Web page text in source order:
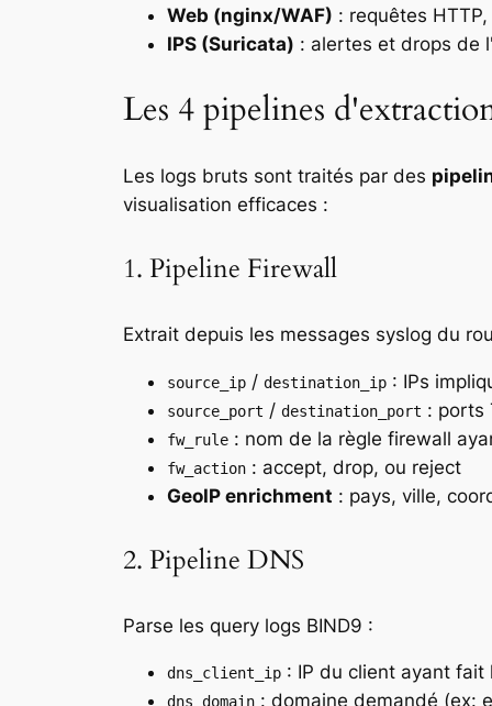
Web (nginx/WAF) : requêtes
IPS (Suricata) : alertes et drops de
Les 4 pipelines
Les logs bruts sont traités par des
visualisation efficaces :
1. Pipeline Firewall
Extrait depuis les messages syslog du
source_ip / destination_ip : IPs
source_port / destination_port : ports
fw_rule : nom de la règle firewall
fw_action : accept, drop, ou reject
GeoIP enrichment : pays, ville,
2. Pipeline DNS
Parse les query logs BIND9 :
dns_client_ip : IP du client ayant fait
dns_domain : domaine demandé (ex: